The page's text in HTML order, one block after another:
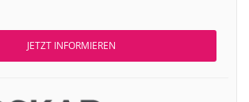
JETZT INFORMIEREN